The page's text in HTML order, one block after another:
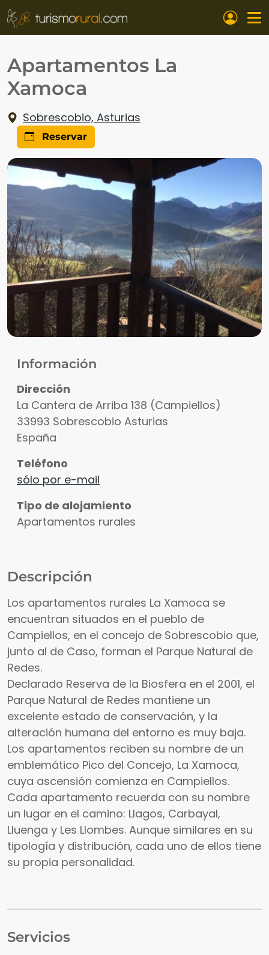
Pasar al contenido principal
Apartamentos La
Xamoca
Sobrescobio, Asturias
Reservar
Información
Dirección
La Cantera de Arriba 138 (Campiellos)
33993 Sobrescobio Asturias
España
Teléfono
sólo por e-mail
Tipo de alojamiento
Apartamentos rurales
Descripción
Los apartamentos rurales La Xamoca se
encuentran situados en el pueblo de
Campiellos, en el concejo de Sobrescobio que,
junto al de Caso, forman el Parque Natural de
Redes.
Declarado Reserva de la Biosfera en el 2001, el
Parque Natural de Redes mantiene un
excelente estado de conservación, y la
alteración humana del entorno es muy baja.
Los apartamentos reciben su nombre de un
emblemático Pico del Concejo, La Xamoca,
cuya ascensión comienza en Campiellos.
Cada apartamento recuerda con su nombre
un lugar en el camino: Llagos, Carbayal,
Lluenga y Les Llombes. Aunque similares en su
tipología y distribución, cada uno de ellos tiene
su propia personalidad.
Servicios